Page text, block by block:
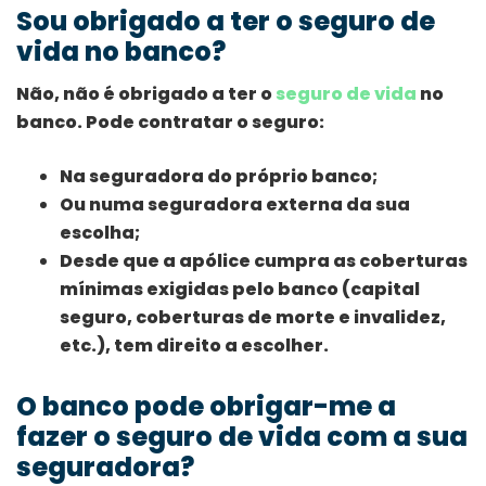
Sou obrigado a ter o seguro de
vida no banco?
Não, não é obrigado a ter oseguro de vida no
banco. Pode contratar o seguro:
Na seguradora do próprio banco;
Ou numa seguradora externa da sua
escolha;
Desde que a apólice cumpra as coberturas
mínimas exigidas pelo banco (capital
seguro, coberturas de morte e invalidez,
etc.), tem direito a escolher.
O banco pode obrigar-me a
fazer o seguro de vida com a sua
seguradora?